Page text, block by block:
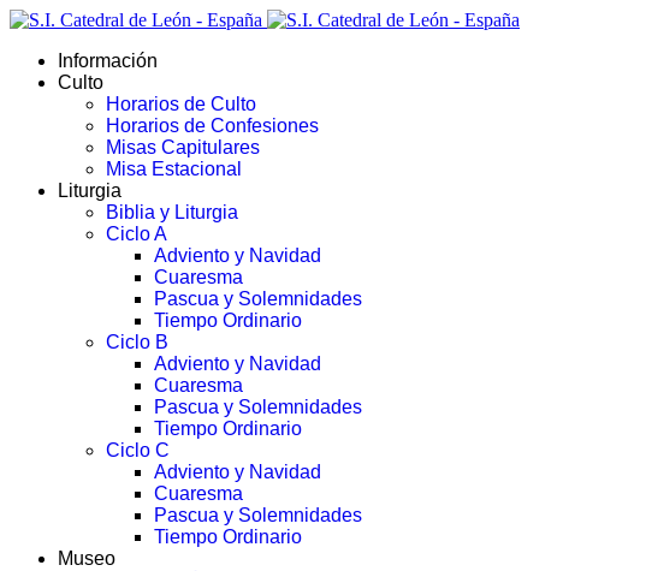
Información
Culto
Horarios de Culto
Horarios de Confesiones
Misas Capitulares
Misa Estacional
Liturgia
Biblia y Liturgia
Ciclo A
Adviento y Navidad
Cuaresma
Pascua y Solemnidades
Tiempo Ordinario
Ciclo B
Adviento y Navidad
Cuaresma
Pascua y Solemnidades
Tiempo Ordinario
Ciclo C
Adviento y Navidad
Cuaresma
Pascua y Solemnidades
Tiempo Ordinario
Museo